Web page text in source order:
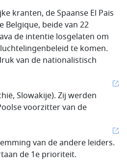
kranten, de Spaanse El Pais
Belgique, beide van 22
de intentie losgelaten om
te komen.
van de nationalistisch
Slowakije). Zij werden
voorzitter van de
van de andere leiders.
de 1e prioriteit.